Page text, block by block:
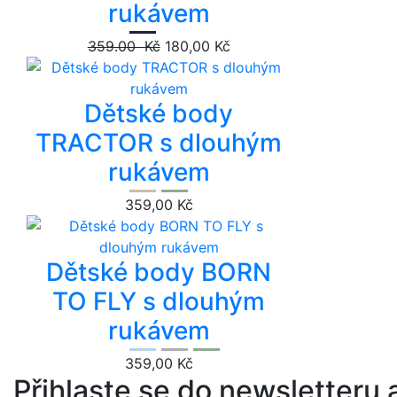
rukávem
359.00 Kč 180,00 Kč
Dětské body
TRACTOR s dlouhým
rukávem
359,00 Kč
Dětské body BORN
TO FLY s dlouhým
rukávem
359,00 Kč